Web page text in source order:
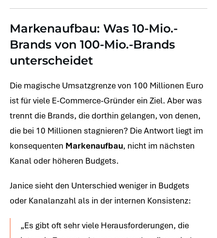
Markenaufbau: Was 10-Mio.-
Brands von 100-Mio.-Brands
unterscheidet
Die magische Umsatzgrenze von 100 Millionen Euro
ist für viele E-Commerce-Gründer ein Ziel. Aber was
trennt die Brands, die dorthin gelangen, von denen,
die bei 10 Millionen stagnieren? Die Antwort liegt im
konsequenten Markenaufbau, nicht im nächsten
Kanal oder höheren Budgets.
Janice sieht den Unterschied weniger in Budgets
oder Kanalanzahl als in der internen Konsistenz:
„Es gibt oft sehr viele Herausforderungen, die